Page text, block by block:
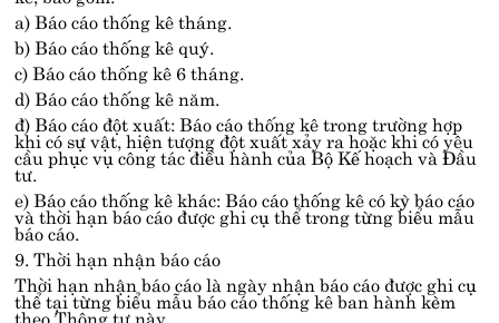
a) Báo cáo thống kê tháng.
b) Báo cáo thống kê quý.
c) Báo cáo thống kê 6 tháng.
d) Báo cáo thống kê năm.
đ) Báo cáo đột xuất: Báo cáo thống kê trong trường hợp
khi có sự vật, hiện tượng đột xuất xảy ra hoặc khi có yêu
cầu phục vụ công tác điều hành của Bộ Kế hoạch và Đầu
tư.
e) Báo cáo thống kê khác: Báo cáo thống kê có kỳ báo cáo
và thời hạn báo cáo được ghi cụ thể trong từng biểu mẫu
báo cáo.
9. Thời hạn nhận báo cáo
Thời hạn nhận báo cáo là ngày nhận báo cáo được ghi cụ
thể tại từng biểu mẫu báo cáo thống kê ban hành kèm
theo Thông tư này.